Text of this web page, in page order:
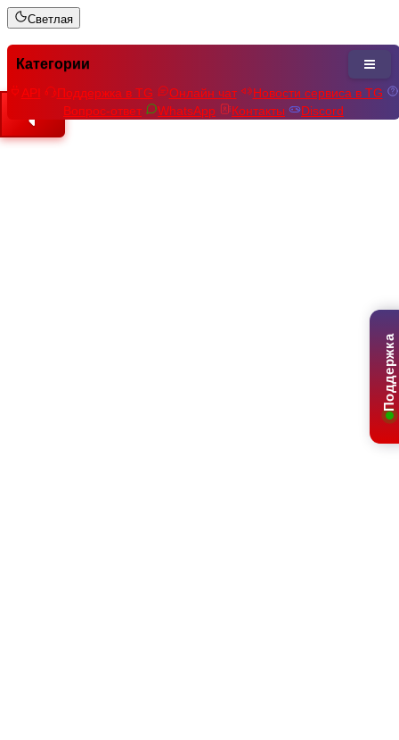
Светлая
Поддержка
Категории
API Поддержка в TG Онлайн чат
Новости сервиса в TG
Вопрос-ответ
WhatsApp Контакты Discord